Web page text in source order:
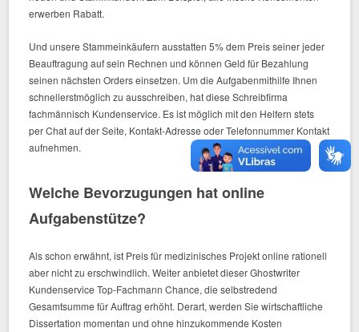
erwerben Rabatt.
Und unsere Stammeinkäufern ausstatten 5% dem Preis seiner jeder
Beauftragung auf sein Rechnen und können Geld für Bezahlung
seinen nächsten Orders einsetzen. Um die Aufgabenmithilfe Ihnen
schnellerstmöglich zu ausschreiben, hat diese Schreibfirma
fachmännisch Kundenservice. Es ist möglich mit den Helfern stets
per Chat auf der Seite, Kontakt-Adresse oder Telefonnummer Kontakt
aufnehmen.
Welche Bevorzugungen hat online
Aufgabenstütze?
Als schon erwähnt, ist Preis für medizinisches Projekt online rationell
aber nicht zu erschwindlich. Weiter anbietet dieser Ghostwriter
Kundenservice Top-Fachmann Chance, die selbstredend
Gesamtsumme für Auftrag erhöht. Derart, werden Sie wirtschaftliche
Dissertation momentan und ohne hinzukommende Kosten